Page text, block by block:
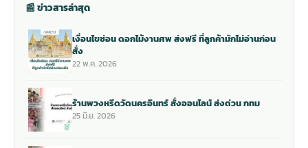
📰 ข่าวสารล่าสุด
เงื่อนไขซ่อน ดอกไม้งานศพ ส่งฟรี ที่ลูกค้ามักไม่อ่านก่อน
สั่ง
22 พ.ค. 2026
ร้านพวงหรีดวัดนครอินทร์ สั่งออนไลน์ ส่งด่วน กทม
25 มิ.ย. 2026